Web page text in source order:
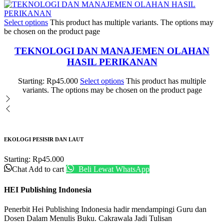
Select options This product has multiple variants. The options may
be chosen on the product page
TEKNOLOGI DAN MANAJEMEN OLAHAN
HASIL PERIKANAN
Starting: Rp45.000 Select options This product has multiple
variants. The options may be chosen on the product page
EKOLOGI PESISIR DAN LAUT
Starting: Rp45.000
Chat Add to cart Beli Lewat WhatsApp
HEI Publishing Indonesia
Penerbit Hei Publishing Indonesia hadir mendampingi Guru dan
Dosen Dalam Menulis Buku. Cakrawala Jadi Tulisan